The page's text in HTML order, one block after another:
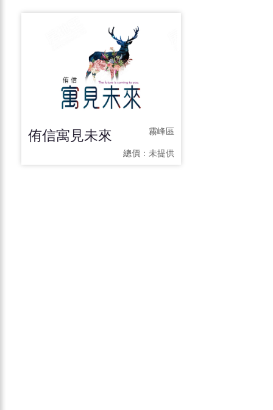
侑信寓見未來 霧峰區
總價： 未提供